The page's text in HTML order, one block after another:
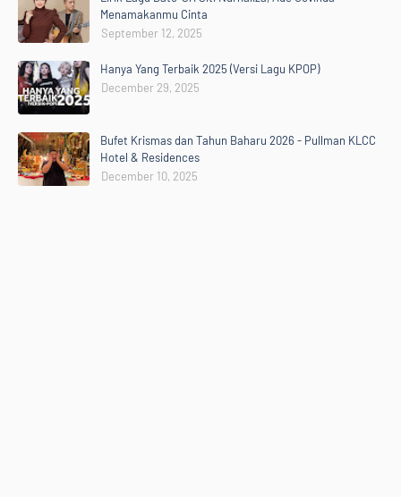
Menamakanmu Cinta
September 12, 2025
Hanya Yang Terbaik 2025 (Versi Lagu KPOP)
December 29, 2025
Bufet Krismas dan Tahun Baharu 2026 - Pullman KLCC
Hotel & Residences
December 10, 2025